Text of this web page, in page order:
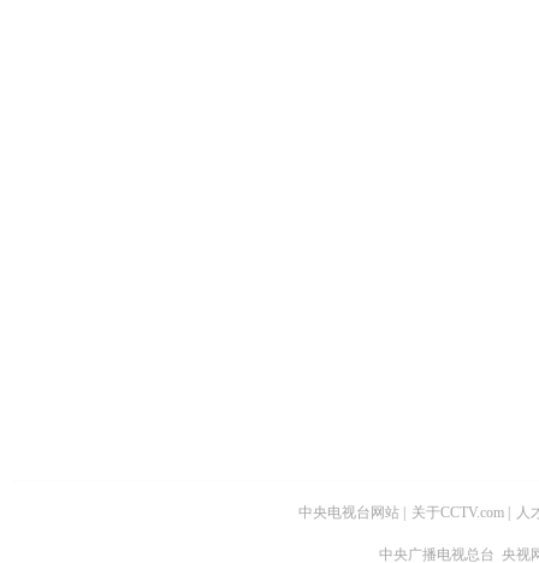
中央电视台网站 关于CCTV.com 人
中央广播电视总台 央视